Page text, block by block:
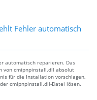
Fehler automatisch
automatisch reparieren. Das
von cmipnpinstall.dll absolut
für die Installation vorschlagen,
cmipnpinstall.dll-Datei lösen.